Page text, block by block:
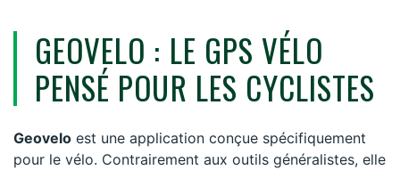
GEOVELO : LE GPS VÉLO
PENSÉ POUR LES CYCLISTES
Geovelo est une application conçue spécifiquement
pour le vélo. Contrairement aux outils généralistes, elle